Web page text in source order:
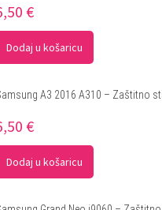
€
Dodaj u košaricu
A3 2016 A310 – Zaštitno
€
Dodaj u košaricu